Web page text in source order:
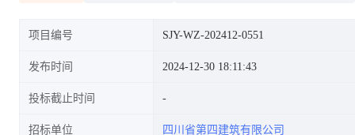
项目编号 SJY-WZ-202412-0551
发布时间 2024-12-30 18:11:43
投标截止时间
招标单位 四川省第四建筑有限公司